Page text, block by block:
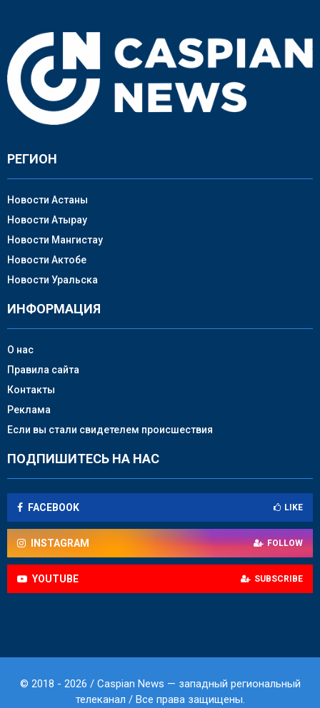
РЕГИОН
Новости Астаны
Новости Атырау
Новости Мангистау
Новости Актобе
Новости Уральска
ИНФОРМАЦИЯ
О нас
Правила сайта
Контакты
Реклама
Если вы стали свидетелем происшествия
ПОДПИШИТЕСЬ НА НАС
FACEBOOK LIKE
INSTAGRAM FOLLOW
YOUTUBE SUBSCRIBE
© 2018 - 2026 / Caspian News — западный региональный
телеканал / Все права защищены.